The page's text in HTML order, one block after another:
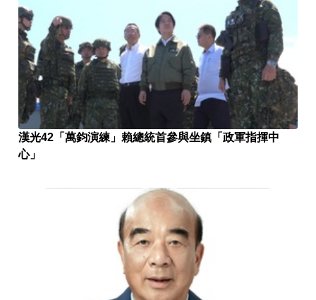
漢光42「萬鈞演練」賴總統首參與坐鎮「政軍指揮中
心」